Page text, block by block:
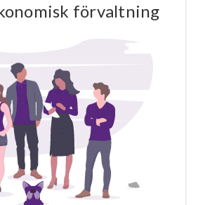
förvaltning